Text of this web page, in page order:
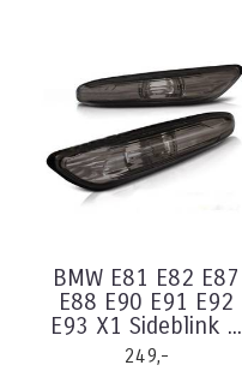
BMW E81 E82 E87
E88 E90 E91 E92
E93 X1 Sideblink ...
249,-